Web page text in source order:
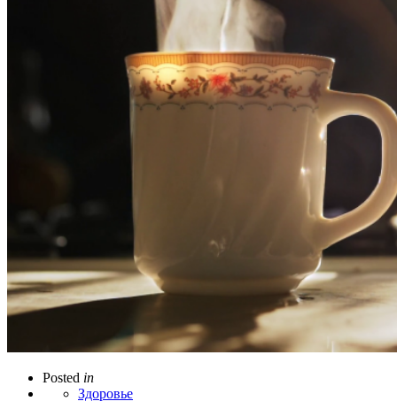
Posted in
Здоровье